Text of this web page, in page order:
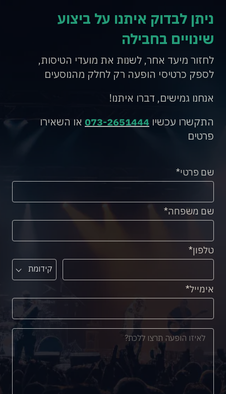
ניתן לבדוק איתנו על ביצוע
שינויים בחבילה
לחזור מיעד אחר, לשנות את מועדי הטיסות,
לספק כרטיסי הופעה רק לחלק מהנוסעים
אנחנו גמישים, דברו איתנו!
התקשרו עכשיו 073-2651444 או השאירו
פרטים
שם פרטי
שם משפחה
טלפון
קידומת
אימייל